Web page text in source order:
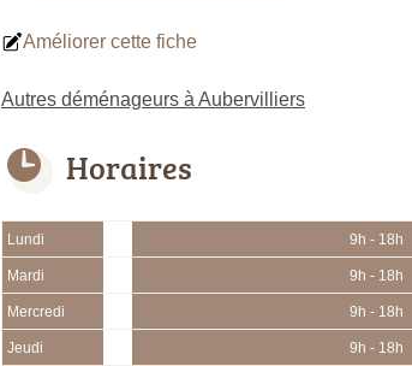
Améliorer cette fiche
Autres déménageurs à Aubervilliers
Horaires
Lundi 9h - 18h
Mardi 9h - 18h
Mercredi 9h - 18h
Jeudi 9h - 18h